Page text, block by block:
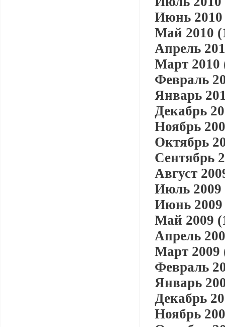
Июнь 2010
Май 2010
Апрель
Март 2010
Февраль
Январь
Декабрь
Ноябрь
Октябрь
Сентябрь
Август
Июль 2009
Июнь 2009
Май 2009
Апрель
Март 2009
Февраль
Январь
Декабрь
Ноябрь